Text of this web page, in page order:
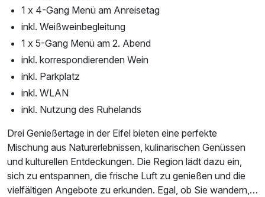
1 x 4-Gang Menü am Anreisetag
inkl. Weißweinbegleitung
1 x 5-Gang Menü am 2. Abend
inkl. korrespondierenden Wein
inkl. Parkplatz
inkl. WLAN
inkl. Nutzung des Ruhelands
Drei Genießertage in der Eifel bieten eine perfekte
Mischung aus Naturerlebnissen, kulinarischen Genüssen
und kulturellen Entdeckungen. Die Region lädt dazu ein,
sich zu entspannen, die frische Luft zu genießen und die
vielfältigen Angebote zu erkunden. Egal, ob Sie wandern,